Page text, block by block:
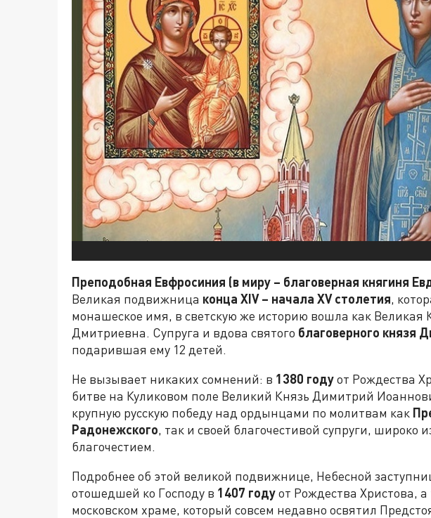
Преподобная Евфросиния (в миру – благоверная княгиня
Великая подвижница конца XIV– начала XVстолетия,
монашеское имя, в светскую же историю вошла как Великая
Дмитриевна. Супруга и вдова святого благоверного князя
подарившая ему 12 детей.
Не вызывает никаких сомнений: в 1380 годуот Рождества
битве на Куликовом поле Великий Князь Димитрий
крупную русскую победу над ордынцами по молитвам как
Радонежского, так и своей благочестивой супруги, широко
благочестием.
Подробнее об этой великой подвижнице, Небесной
отошедшей ко Господу в 1407 годуот Рождества Христова,
московском храме, который совсем недавно освятил